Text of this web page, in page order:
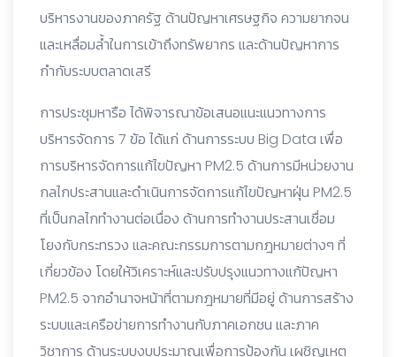
บริหารงานของภาครัฐ ด้านปัญหาเศรษฐกิจ ความยากจน
และเหลื่อมล้ำในการเข้าถึงทรัพยากร และด้านปัญหาการ
กำกับระบบตลาดเสรี
การประชุมหารือ ได้พิจารณาข้อเสนอแนะแนวทางการ
บริหารจัดการ 7 ข้อ ได้แก่ ด้านการระบบ Big Data เพื่อ
การบริหารจัดการแก้ไขปัญหา PM2.5 ด้านการมีหน่วยงาน
กลไกประสานและดำเนินการจัดการแก้ไขปัญหาฝุ่น PM2.5
ที่เป็นกลไกทำงานต่อเนื่อง ด้านการทำงานประสานเชื่อม
โยงกับกระทรวง และคณะกรรมการตามกฎหมายต่างๆ ที่
เกี่ยวข้อง โดยให้วิเคราะห์และปรับปรุงแนวทางแก้ปัญหา
PM2.5 จากอำนาจหน้าที่ตามกฎหมายที่มีอยู่ ด้านการสร้าง
ระบบและเครือข่ายการทำงานกับภาคเอกชน และภาค
วิชาการ ด้านระบบงบประมาณเพื่อการป้องกัน เผชิญเหตุ